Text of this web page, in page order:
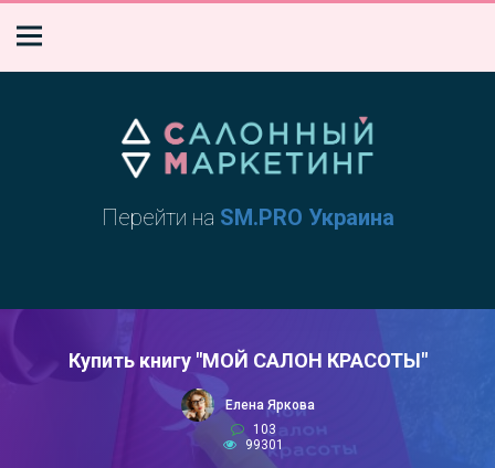
Перейти на SM.PRO Украина
Купить книгу "МОЙ САЛОН КРАСОТЫ"
Елена Яркова
103
99301